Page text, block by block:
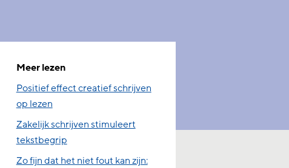
Meer lezen
Positief effect creatief schrijven
op lezen
Zakelijk schrijven stimuleert
tekstbegrip
Zo fijn dat het niet fout kan zijn: